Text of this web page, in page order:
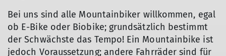
Bei uns sind alle Mountainbiker willkommen, egal
ob E-Bike oder Biobike; grundsätzlich bestimmt
der Schwächste das Tempo! Ein Mountainbike ist
jedoch Voraussetzung; andere Fahrräder sind für